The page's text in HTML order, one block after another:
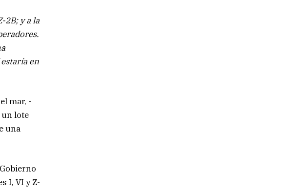
2B; y a la
en
mar, -
un lote
una
I, VI y Z-